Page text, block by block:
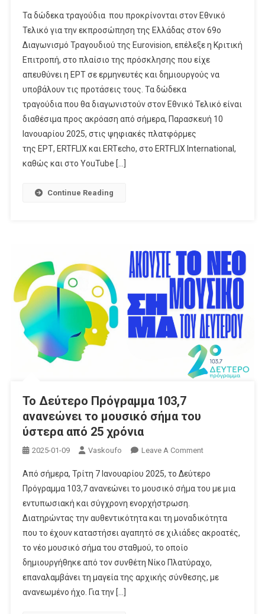
Τα δώδεκα τραγούδια που προκρίνονται στον Εθνικό
Τελικό για την εκπροσώπηση της Ελλάδας στον 69ο
Διαγωνισμό Τραγουδιού της Eurovision, επέλεξε η Κριτική
Επιτροπή, στο πλαίσιο της πρόσκλησης που είχε
απευθύνει η ΕΡΤ σε ερμηνευτές και δημιουργούς να
υποβάλουν τις προτάσεις τους. Τα δώδεκα
τραγούδια που θα διαγωνιστούν στον Εθνικό Τελικό είναι
διαθέσιμα προς ακρόαση από σήμερα, Παρασκευή 10
Ιανουαρίου 2025, στις ψηφιακές πλατφόρμες
της ΕΡΤ, ERTFLIX και ERTεcho, στο ERTFLIX International,
καθώς και στο YouTube […]
Continue Reading
Το Δεύτερο Πρόγραμμα 103,7
ανανεώνει το μουσικό σήμα του
ύστερα από 25 χρόνια
2025-01-09 Vaskoufo Leave A CommentOn
Δεύτερο
Πρόγραμμα
Ανανεώνει
Το
Σήμα
Aπό σήμερα, Τρίτη 7 Ιανουαρίου 2025, το Δεύτερο
Πρόγραμμα 103,7 ανανεώνει το μουσικό σήμα του με μια
εντυπωσιακή και σύγχρονη ενορχήστρωση.
Διατηρώντας την αυθεντικότητα και τη μοναδικότητα
που το έχουν καταστήσει αγαπητό σε χιλιάδες ακροατές,
το νέο μουσικό σήμα του σταθμού, το οποίο
δημιουργήθηκε από τον συνθέτη Νίκο Πλατύραχο,
επαναλαμβάνει τη μαγεία της αρχικής σύνθεσης, με
ανανεωμένο ήχο. Για την […]